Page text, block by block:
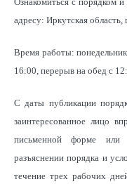
адресу: Иркутская область,
Время работы:
16:00, перерыв на обед с
С даты публикации
заинтересованное лицо
письменной форме или
разъяснении порядка и
течение трех рабочих